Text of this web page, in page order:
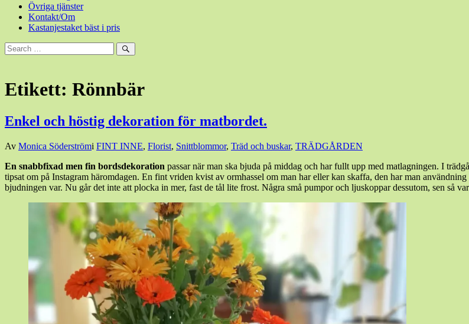
Övriga tjänster
Kontakt/Om
Kastanjestaket bäst i pris
Sök
efter:
Sök
Etikett: Rönnbär
Enkel och höstig dekoration för matbordet.
Den
oktober,
20213
november,
Av Monica Söderströmi FINT INNE, Florist, Snittblommor, Träd och buskar, TRÄDGÅRDEN
En snabbfixad men fin bordsdekoration passar när man ska bjuda på middag och har fullt upp med matlagningen. I
tipsat om på Instagram häromdagen. En fint vriden kvist av ormhassel om man har eller kan skaffa, den har man
bjudningen var. Nu går det inte att plocka in mer, fast de tål lite frost. Några små pumpor och ljuskoppar dessutom, sen så